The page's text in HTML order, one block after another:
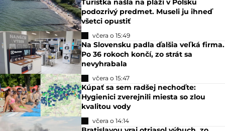
Turistka našla na pláži v Poľsku
podozrivý predmet. Museli ju ihneď
všetci opustiť
včera o 15:49
Na Slovensku padla ďalšia veľká firma.
Po 36 rokoch končí, zo strát sa
nevyhrabala
včera o 15:47
Kúpať sa sem radšej nechoďte:
Hygienici zverejnili miesta so zlou
kvalitou vody
včera o 14:14